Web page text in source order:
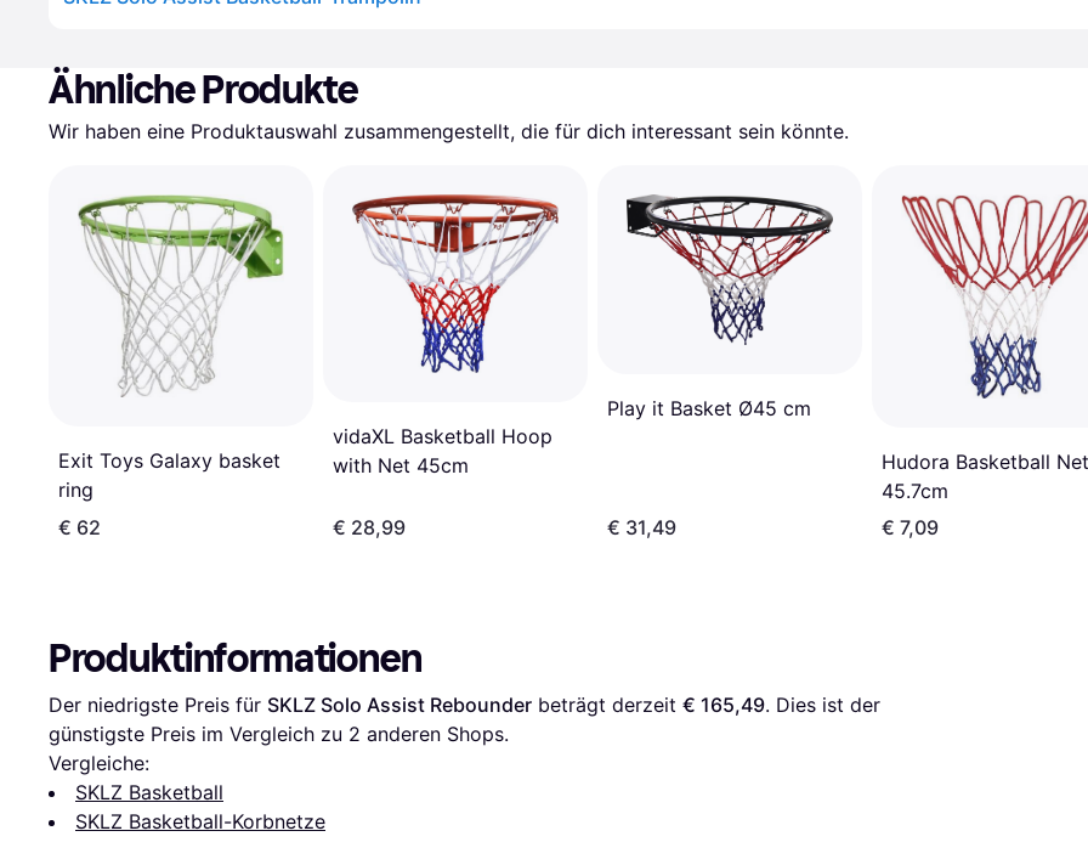
Ähnliche Produkte
Wir haben eine Produktauswahl zusammengestellt, die für dich interessant sein könnte.
Exit Toys Galaxy basket
ring
€ 62
vidaXL Basketball Hoop
with Net 45cm
€ 28,99
Play it Basket Ø45 cm
€ 31,49
Hudora Basketball Net
45.7cm
€ 7,09
Produktinformationen
Der niedrigste Preis für SKLZ Solo Assist Rebounder beträgt derzeit € 165,49. Dies ist der
günstigste Preis im Vergleich zu 2 anderen Shops.
Vergleiche:
SKLZ Basketball
SKLZ Basketball-Korbnetze